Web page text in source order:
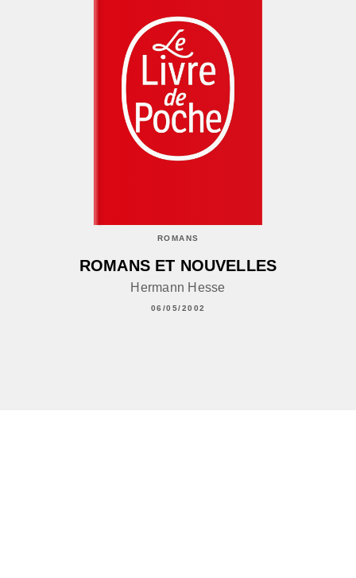
ROMANS
ROMANS ET NOUVELLES
Hermann Hesse
06/05/2002